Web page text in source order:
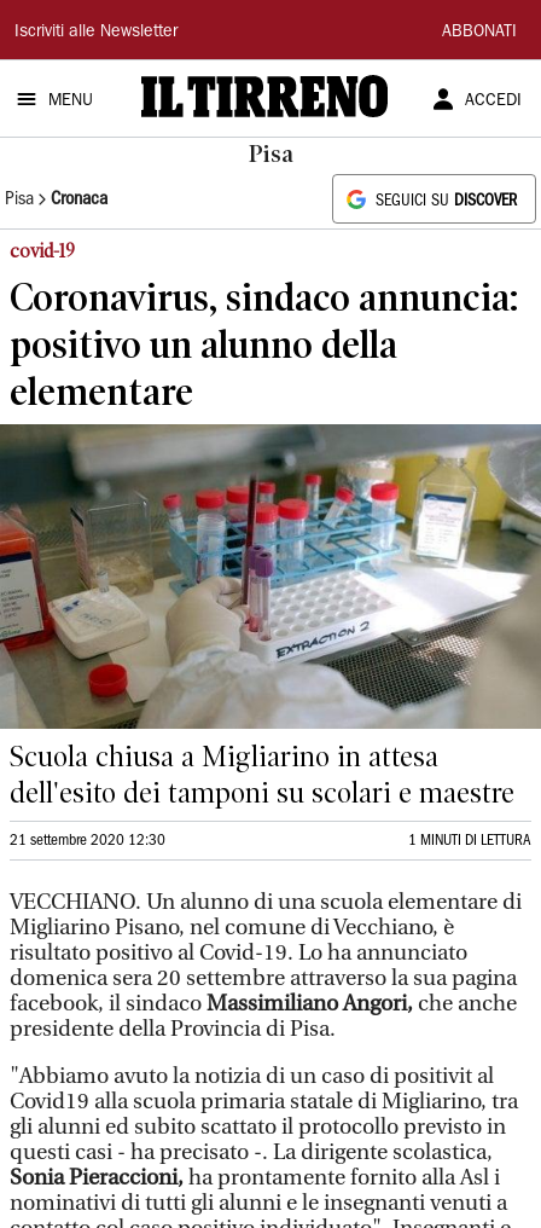
Il
Tirreno
Iscriviti alle Newsletter ABBONATI
MENU ACCEDI
Pisa
Pisa Cronaca SEGUICI SU DISCOVER
covid-19
Coronavirus, sindaco annuncia:
positivo un alunno della
elementare
Scuola chiusa a Migliarino in attesa
dell'esito dei tamponi su scolari e maestre
21 settembre 2020 12:30 1 MINUTI DI LETTURA
VECCHIANO. Un alunno di una scuola elementare di
Migliarino Pisano, nel comune di Vecchiano, è
risultato positivo al Covid-19. Lo ha annunciato
domenica sera 20 settembre attraverso la sua pagina
facebook, il sindacoMassimiliano Angori, che anche
presidente della Provincia di Pisa.
"Abbiamo avuto la notizia di un caso di positivit al
Covid19 alla scuola primaria statale di Migliarino, tra
gli alunni ed subito scattato il protocollo previsto in
questi casi - ha precisato -. La dirigente scolastica,
Sonia Pieraccioni,ha prontamente fornito alla Asl i
nominativi di tutti gli alunni e le insegnanti venuti a